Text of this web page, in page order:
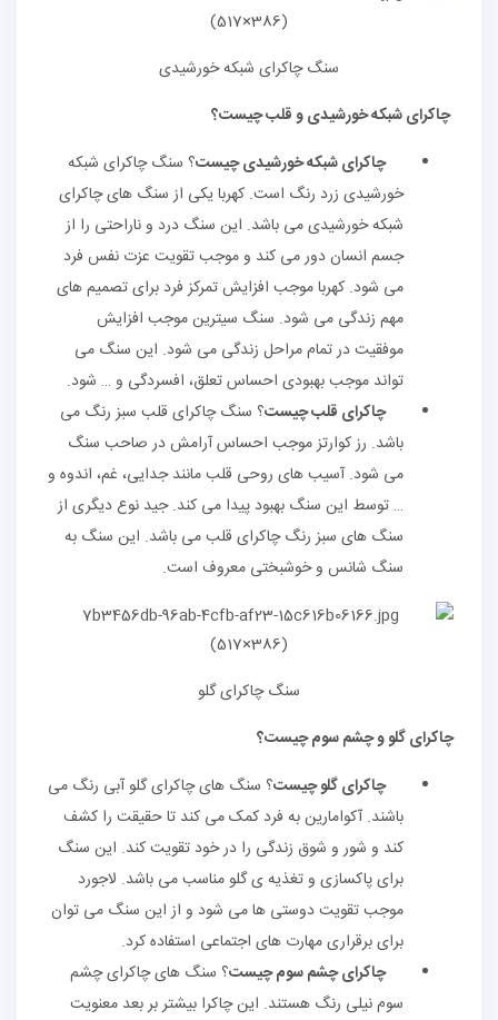
سنگ چاکرای شبکه خورشیدی
چاکرای شبکه خورشیدی و قلب چیست؟
چاکرای شبکه خورشیدی چیست؟ سنگ چاکرای شبکه
خورشیدی زرد رنگ است. کهربا یکی از سنگ های چاکرای
شبکه خورشیدی می باشد. این سنگ درد و ناراحتی را از
جسم انسان دور می کند و موجب تقویت عزت نفس فرد
می شود. کهربا موجب افزایش تمرکز فرد برای تصمیم های
مهم زندگی می شود. سنگ سیترین موجب افزایش
موفقیت در تمام مراحل زندگی می شود. این سنگ می
تواند موجب بهبودی احساس تعلق، افسردگی و … شود.
چاکرای قلب چیست؟ سنگ چاکرای قلب سبز رنگ می
باشد. رز کوارتز موجب احساس آرامش در صاحب سنگ
می شود. آسیب های روحی قلب مانند جدایی، غم، اندوه و
… توسط این سنگ بهبود پیدا می کند. جید نوع دیگری از
سنگ های سبز رنگ چاکرای قلب می باشد. این سنگ به
سنگ شانس و خوشبختی معروف است.
سنگ چاکرای گلو
چاکرای گلو و چشم سوم چیست؟
چاکرای گلو چیست؟ سنگ های چاکرای گلو آبی رنگ می
باشند. آکوامارین به فرد کمک می کند تا حقیقت را کشف
کند و شور و شوق زندگی را در خود تقویت کند. این سنگ
برای پاکسازی و تغذیه ی گلو مناسب می باشد. لاجورد
موجب تقویت دوستی ها می شود و از این سنگ می توان
برای برقراری مهارت های اجتماعی استفاده کرد.
چاکرای چشم سوم چیست؟ سنگ های چاکرای چشم
سوم نیلی رنگ هستند. این چاکرا بیشتر بر بعد معنویت